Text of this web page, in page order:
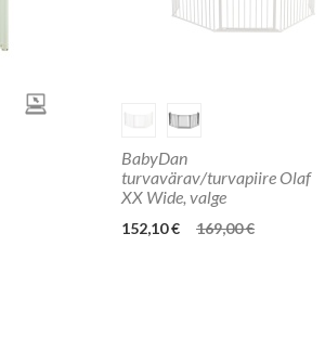
BabyDan
turvavärav/turvapiire Olaf
XX Wide, valge
152,10 € 169,00 €